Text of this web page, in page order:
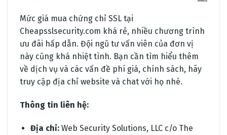
Mức giá mua chứng chỉ SSL tại
Cheapsslsecurity.com khá rẻ, nhiều chương trình
ưu đãi hấp dẫn. Đội ngũ tư vấn viên của đơn vị
này cũng khá nhiệt tình. Bạn cần tìm hiểu thêm
về dịch vụ và các vấn đề phí giá, chính sách, hãy
truy cập địa chỉ website và chat với họ nhé.
Thông tin liên hệ:
Địa chỉ:Web Security Solutions, LLC c/o The